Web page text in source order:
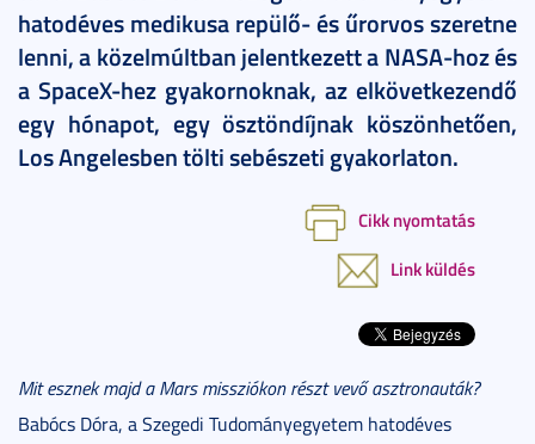
hatodéves medikusa repülő- és űrorvos szeretne
lenni, a közelmúltban jelentkezett a NASA-hoz és
a SpaceX-hez gyakornoknak, az elkövetkezendő
egy hónapot, egy ösztöndíjnak köszönhetően,
Los Angelesben tölti sebészeti gyakorlaton.
Cikk nyomtatás
Link küldés
Mit esznek majd a Mars missziókon részt vevő asztronauták?
Babócs Dóra, a Szegedi Tudományegyetem hatodéves